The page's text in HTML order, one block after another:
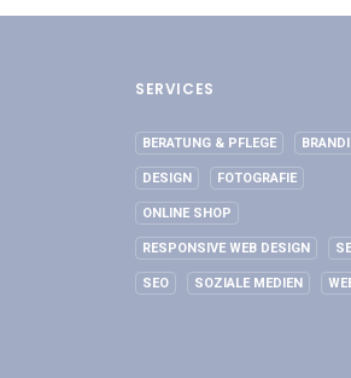
SERVICES
BERATUNG & PFLEGE
DESIGN FOTOGRAFIE
ONLINE SHOP
RESPONSIVE WEB DESIGN
SEO SOZIALE MEDIEN